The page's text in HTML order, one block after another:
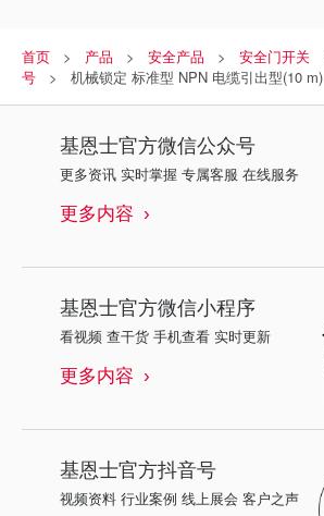
首页 产品 安全产品 安全门开关
号
机械锁定 标准型 NPN 电缆引出型(10 m)
基恩士官方微信公众号
更多资讯 实时掌握 专属客服 在线服务
更多内容
基恩士官方微信小程序
看视频 查干货 手机查看 实时更新
更多内容
基恩士官方抖音号
视频资料 行业案例 线上展会 客户之声